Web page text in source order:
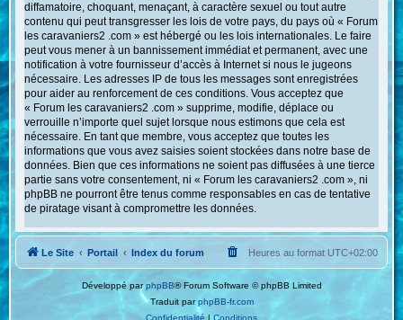
diffamatoire, choquant, menaçant, à caractère sexuel ou tout autre
contenu qui peut transgresser les lois de votre pays, du pays où « Forum
les caravaniers2 .com » est hébergé ou les lois internationales. Le faire
peut vous mener à un bannissement immédiat et permanent, avec une
notification à votre fournisseur d’accès à Internet si nous le jugeons
nécessaire. Les adresses IP de tous les messages sont enregistrées
pour aider au renforcement de ces conditions. Vous acceptez que
« Forum les caravaniers2 .com » supprime, modifie, déplace ou
verrouille n’importe quel sujet lorsque nous estimons que cela est
nécessaire. En tant que membre, vous acceptez que toutes les
informations que vous avez saisies soient stockées dans notre base de
données. Bien que ces informations ne soient pas diffusées à une tierce
partie sans votre consentement, ni « Forum les caravaniers2 .com », ni
phpBB ne pourront être tenus comme responsables en cas de tentative
de piratage visant à compromettre les données.
Le Site Portail Index du forum Heures au format UTC+02:00
Développé parphpBB® Forum Software © phpBB Limited
Traduit parphpBB-fr.com
Confidentialité |Conditions